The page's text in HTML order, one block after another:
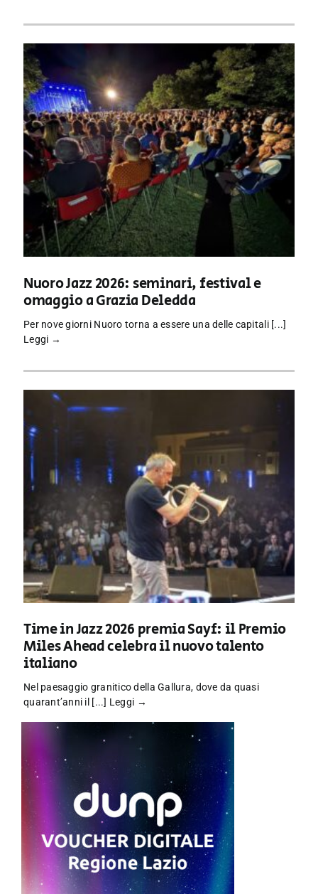
Nuoro Jazz 2026: seminari, festival e
omaggio a Grazia Deledda
Per nove giorni Nuoro torna a essere una delle capitali [...]
Leggi →
Time in Jazz 2026 premia Sayf: il Premio
Miles Ahead celebra il nuovo talento
italiano
Nel paesaggio granitico della Gallura, dove da quasi
quarant’anni il [...] Leggi →